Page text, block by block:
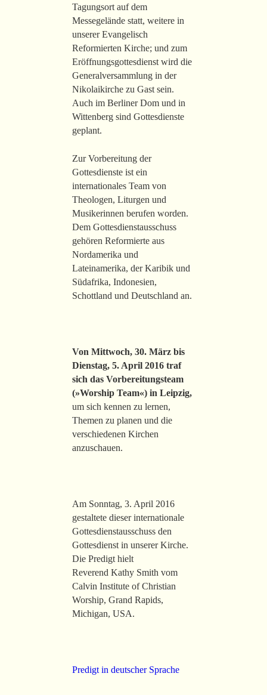
Tagungsort auf dem
Messegelände statt, weitere in
unserer Evangelisch
Reformierten Kirche; und zum
Eröffnungsgottesdienst wird die
Generalversammlung in der
Nikolaikirche zu Gast sein.
Auch im Berliner Dom und in
Wittenberg sind Gottesdienste
geplant.
Zur Vorbereitung der
Gottesdienste ist ein
internationales Team von
Theologen, Liturgen und
Musikerinnen berufen worden.
Dem Gottesdienstausschuss
gehören Reformierte aus
Nordamerika und
Lateinamerika, der Karibik und
Südafrika, Indonesien,
Schottland und Deutschland an.
Von Mittwoch, 30. März bis
Dienstag, 5. April 2016 traf
sich das Vorbereitungsteam
(»Worship Team«) in Leipzig,
um sich kennen zu lernen,
Themen zu planen und die
verschiedenen Kirchen
anzuschauen.
Am Sonntag, 3. April 2016
gestaltete dieser internationale
Gottesdienstausschuss den
Gottesdienst in unserer Kirche.
Die Predigt hielt
Reverend Kathy Smith vom
Calvin Institute of Christian
Worship, Grand Rapids,
Michigan, USA.
Predigt in deutscher Sprache